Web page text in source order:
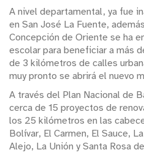
A nivel departamental, ya fue
en San José La Fuente,
Concepción de Oriente se ha
escolar para beneficiar a más
de 3 kilómetros de calles
muy pronto se abrirá el nuevo
A través del Plan Nacional de
cerca de 15 proyectos de
los 25 kilómetros en las
Bolívar, El Carmen, El Sauce,
Alejo, La Unión y Santa Rosa